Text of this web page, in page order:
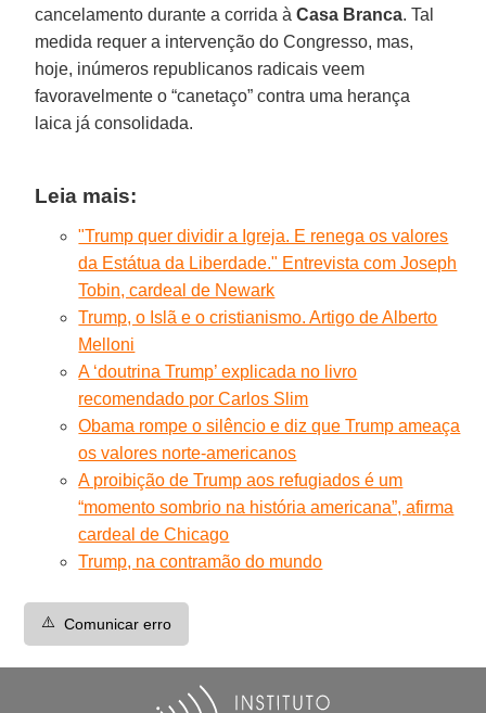
cancelamento durante a corrida àCasa Branca. Tal
medida requer a intervenção do Congresso, mas,
hoje, inúmeros republicanos radicais veem
favoravelmente o “canetaço” contra uma herança
laica já consolidada.
Leia mais:
"Trump quer dividir a Igreja. E renega os valores
da Estátua da Liberdade." Entrevista com Joseph
Tobin, cardeal de Newark
Trump, o Islã e o cristianismo. Artigo de Alberto
Melloni
A ‘doutrina Trump’ explicada no livro
recomendado por Carlos Slim
Obama rompe o silêncio e diz que Trump ameaça
os valores norte-americanos
A proibição de Trump aos refugiados é um
“momento sombrio na história americana”, afirma
cardeal de Chicago
Trump, na contramão do mundo
⚠️ Comunicar erro